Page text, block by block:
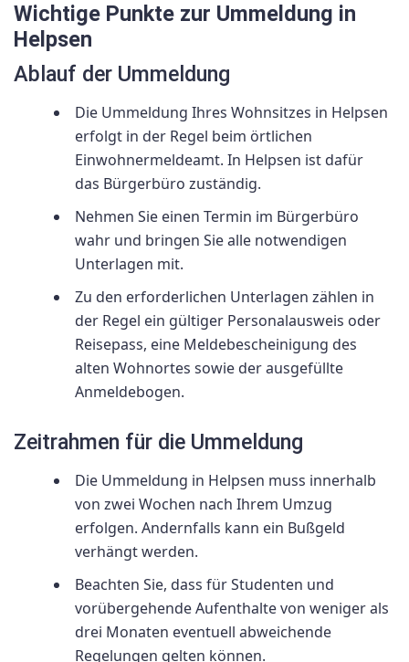
Wichtige Punkte zur Ummeldung in
Helpsen
Ablauf der Ummeldung
Die Ummeldung Ihres Wohnsitzes in Helpsen
erfolgt in der Regel beim örtlichen
Einwohnermeldeamt. In Helpsen ist dafür
das Bürgerbüro zuständig.
Nehmen Sie einen Termin im Bürgerbüro
wahr und bringen Sie alle notwendigen
Unterlagen mit.
Zu den erforderlichen Unterlagen zählen in
der Regel ein gültiger Personalausweis oder
Reisepass, eine Meldebescheinigung des
alten Wohnortes sowie der ausgefüllte
Anmeldebogen.
Zeitrahmen für die Ummeldung
Die Ummeldung in Helpsen muss innerhalb
von zwei Wochen nach Ihrem Umzug
erfolgen. Andernfalls kann ein Bußgeld
verhängt werden.
Beachten Sie, dass für Studenten und
vorübergehende Aufenthalte von weniger als
drei Monaten eventuell abweichende
Regelungen gelten können.